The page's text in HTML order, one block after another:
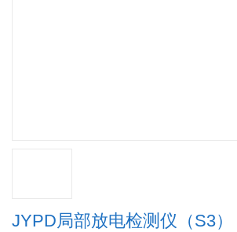
JYPD局部放电检测仪（S3）